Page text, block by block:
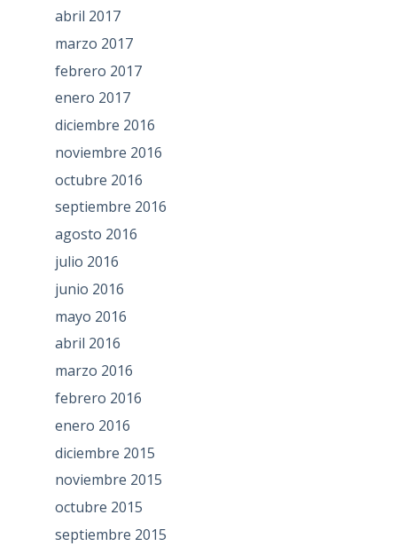
abril 2017
marzo 2017
febrero 2017
enero 2017
diciembre 2016
noviembre 2016
octubre 2016
septiembre 2016
agosto 2016
julio 2016
junio 2016
mayo 2016
abril 2016
marzo 2016
febrero 2016
enero 2016
diciembre 2015
noviembre 2015
octubre 2015
septiembre 2015